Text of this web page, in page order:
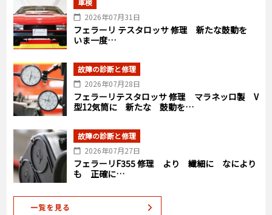
車検
2026年07月31日
フェラーリ テスタロッサ 修理 新たな鼓動を
いま一度…
故障の診断と修理
2026年07月28日
フェラーリテスタロッサ 修理 マラネッロ製 V
型12気筒に 新たな 鼓動を…
故障の診断と修理
2026年07月27日
フェラーリF355 修理 より 繊細に なにより
も 正確に…